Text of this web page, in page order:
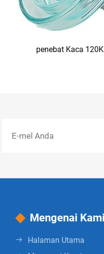
penebat Kaca
Mengenai Kami
Halaman Utama